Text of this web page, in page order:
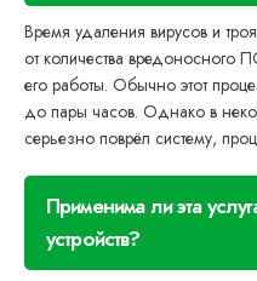
Время удаления вирусов и
от количества вредоносного
его работы. Обычно этот
до пары часов. Однако в
серьезно поврёл систему,
Применима ли эта
устройств?